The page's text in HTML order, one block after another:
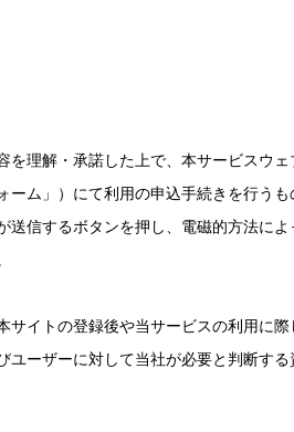
理解・承諾した上で、本サービスウ
ム」）にて利用の申込手続きを行うも
送信するボタンを押し、電磁的方法に
サイトの登録後や当サービスの利用に
ーザーに対して当社が必要と判断す